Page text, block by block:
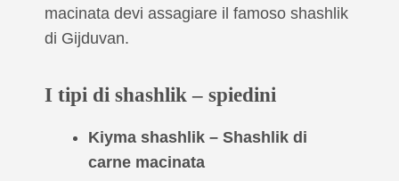
macinata devi assagiare il famoso shashlik
di Gijduvan.
I tipi di shashlik – spiedini
Kiyma shashlik – Shashlik di
carne macinata